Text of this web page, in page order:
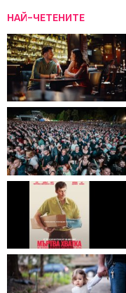
НАЙ-ЧЕТЕНИТЕ